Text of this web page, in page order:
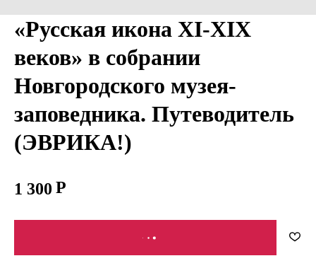
«Русская икона XI-XIX
веков» в собрании
Новгородского музея-
заповедника. Путеводитель
(ЭВРИКА!)
1 300
В КОРЗИНУ